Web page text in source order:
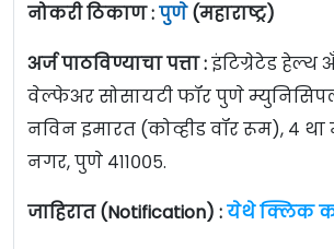
नोकरी ठिकाण :पुणे(महाराष्ट्र)
अर्ज पाठविण्याचा पत्ता :इंटिग्रेटेड हेल्थ
वेल्फेअर सोसायटी फॉर पुणे
नविन इमारत (कोव्हीड वॉर रूम), ४ था
नगर, पुणे ४११००५.
जाहिरात (Notification) :येथे क्लिक